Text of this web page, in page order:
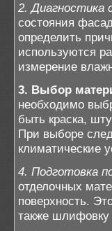
2. Диагностика
состояния
определить
используются
измерение
3. Выбор
необходимо
быть краска,
При выборе
климатические
4. Подготовка
отделочных
поверхность.
также